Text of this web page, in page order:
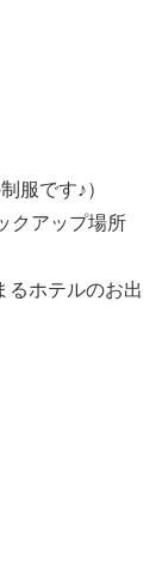
服です♪）
クアップ場所
るホテルのお出